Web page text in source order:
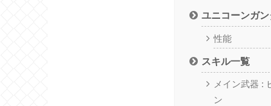
ユニコーンガ
性能
スキル一覧
メイン武器 :
ン